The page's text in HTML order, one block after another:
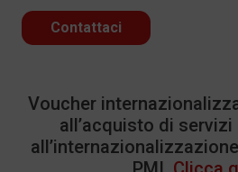
Contattaci
Voucher
all’acquisto di